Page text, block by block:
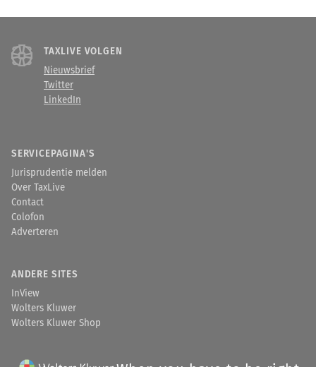
TAXLIVE VOLGEN
Nieuwsbrief
Twitter
LinkedIn
SERVICEPAGINA'S
Jurisprudentie melden
Over TaxLive
Contact
Colofon
Adverteren
ANDERE SITES
InView
Wolters Kluwer
Wolters Kluwer Shop